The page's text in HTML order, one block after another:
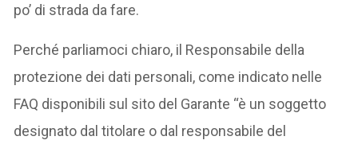
po’ di strada da fare.
Perché parliamoci chiaro, il Responsabile della
protezione dei dati personali, come indicato nelle
FAQ disponibili sul sito del Garante “è un soggetto
designato dal titolare o dal responsabile del